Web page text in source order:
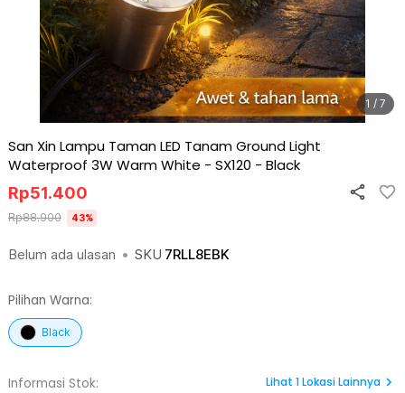
1 / 7
San Xin Lampu Taman LED Tanam Ground Light
Waterproof 3W Warm White - SX120 - Black
Belum ada ulasan • SKU 7RLL8EBK
Rp51.400
Rp88.900 43%
Pilihan Warna:
Black
Informasi Stok:
Lihat 1Lokasi Lainnya